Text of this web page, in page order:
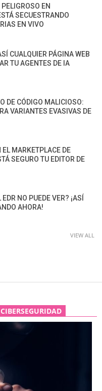
EN
SECUESTRANDO
EN VIVO
CUALQUIER PÁGINA WEB
TU AGENTES DE IA
DE CÓDIGO MALICIOSO:
VARIANTES EVASIVAS DE
MARKETPLACE DE
SEGURO TU EDITOR DE
NO PUEDE VER? ¡ASÍ
AHORA!
VIEW ALL